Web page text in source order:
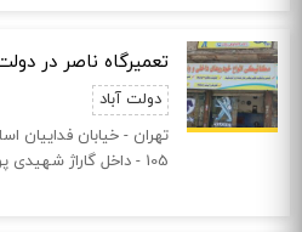
تعمیرگاه ناصر در
دولت آباد
تهران - خیابان فداییان
105 - داخل گاراژ شهیدی پور